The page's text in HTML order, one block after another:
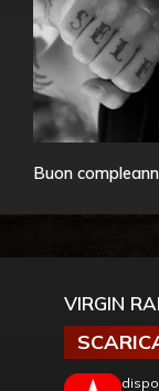
Buon
VIRGIN